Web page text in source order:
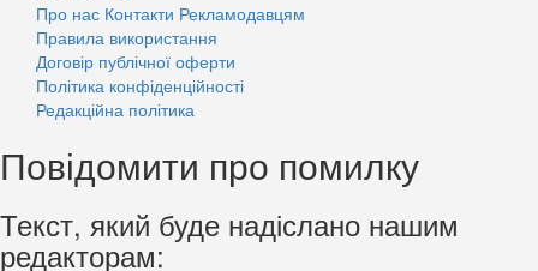
Про нас Контакти Рекламодавцям
Правила використання
Договір публічної оферти
Політика конфіденційності
Редакційна політика
Повідомити про помилку
Текст, який буде надіслано нашим
редакторам: